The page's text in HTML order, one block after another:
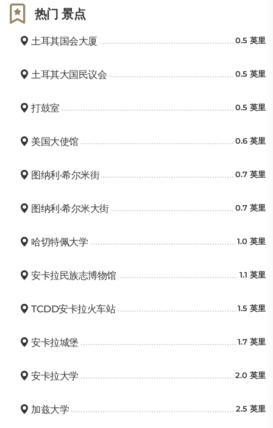
热门 景点
土耳其国会大厦 0.5 英里
土耳其大国民议会 0.5 英里
打鼓室 0.5 英里
美国大使馆 0.6 英里
图纳利·希尔米街 0.7 英里
图纳利·希尔米大街 0.7 英里
哈切特佩大学 1.0 英里
安卡拉民族志博物馆 1.1 英里
TCDD安卡拉火车站 1.5 英里
安卡拉城堡 1.7 英里
安卡拉大学 2.0 英里
加兹大学 2.5 英里